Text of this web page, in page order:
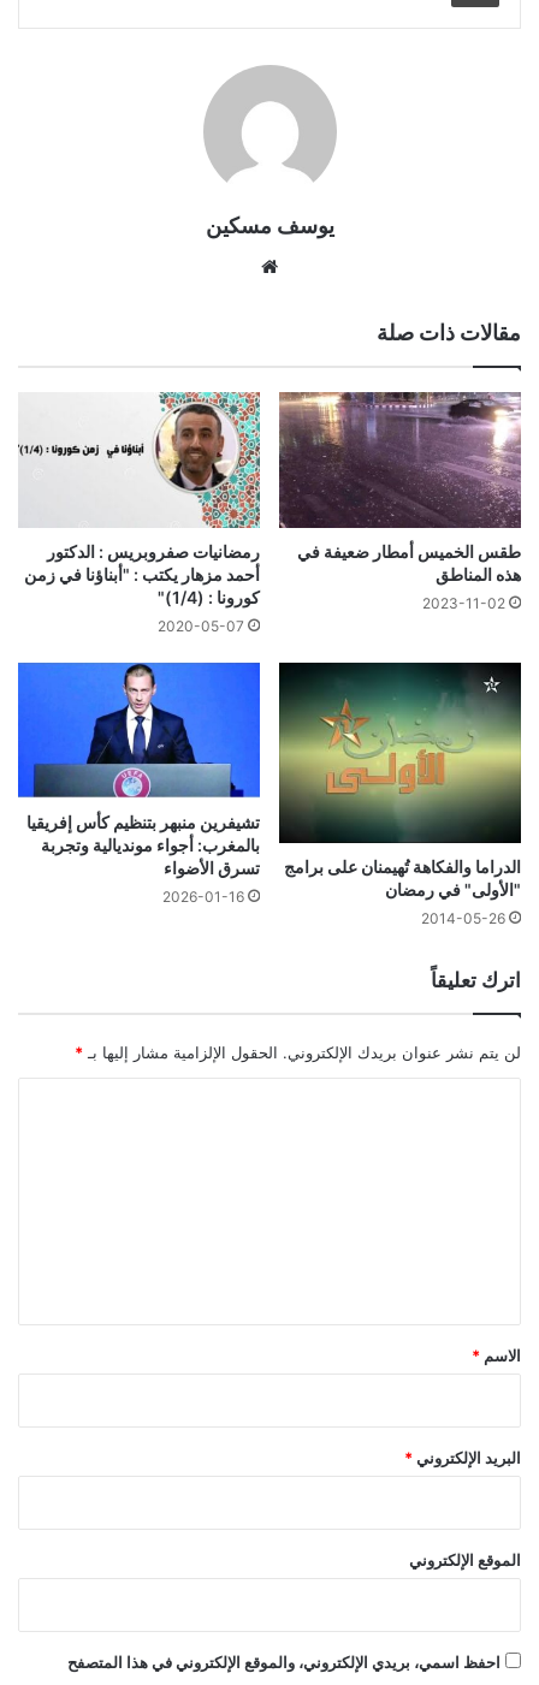
يوسف مسكين
مقالات ذات صلة
طقس الخميس أمطار ضعيفة في
هذه المناطق
2023-11-02
رمضانيات صفروبريس : الدكتور
أحمد مزهار يكتب : "أبناؤنا في زمن
كورونا : (1/4)"
2020-05-07
الدراما والفكاهة تُهيمنان على برامج
"الأولى" في رمضان
2014-05-26
تشيفرين منبهر بتنظيم كأس إفريقيا
بالمغرب: أجواء مونديالية وتجربة
تسرق الأضواء
2026-01-16
اترك تعليقاً
لن يتم نشر عنوان بريدك الإلكتروني. الحقول الإلزامية مشار إليها بـ *
*
الاسم *
البريد الإلكتروني *
الموقع الإلكتروني
احفظ اسمي، بريدي الإلكتروني، والموقع الإلكتروني في هذا المتصفح